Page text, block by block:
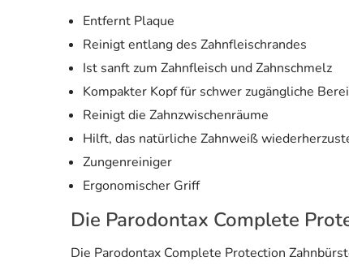
Entfernt Plaque
Reinigt entlang des Zahnfleischrandes
Ist sanft zum Zahnfleisch und Zahnschmelz
Kompakter Kopf für schwer zugängliche
Reinigt die Zahnzwischenräume
Hilft, das natürliche Zahnweiß
Zungenreiniger
Ergonomischer Griff
Die Parodontax Complete
Die Parodontax Complete Protection